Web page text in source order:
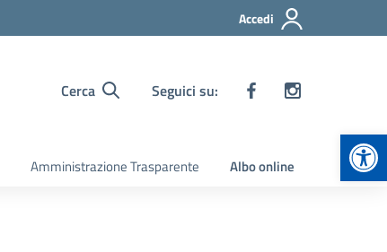
Accedi
Cerca Seguici su:
Amministrazione Trasparente Albo online